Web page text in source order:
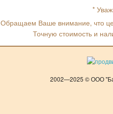
*
Обращаем Ваше внимание, что
Точную стоимость и
2002—2025 © ООО